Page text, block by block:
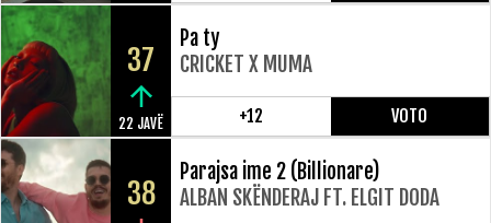
37
22 JAVË
Pa ty
CRICKET X MUMA
+12 VOTO
38
Parajsa ime 2 (Billionare)
ALBAN SKËNDERAJ FT. ELGIT DODA